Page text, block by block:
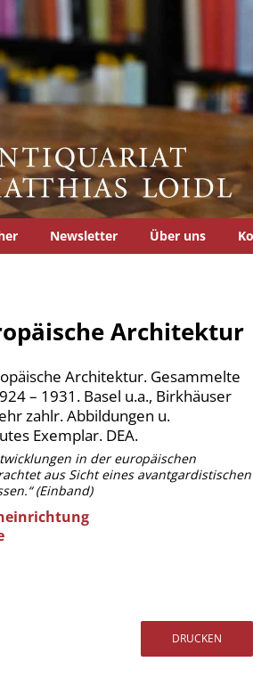
Newsletter Über uns
Architektur
Architektur. Gesammelte
– 1931. Basel u.a., Birkhäuser
zahlr. Abbildungen u.
Exemplar. DEA.
in der europäischen
aus Sicht eines avantgardistischen
(Einband)